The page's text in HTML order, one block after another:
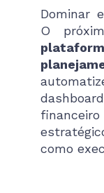
Dominar
O
como